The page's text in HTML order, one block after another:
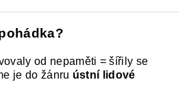
od nepaměti = šířily se
je do žánru ústní lidové